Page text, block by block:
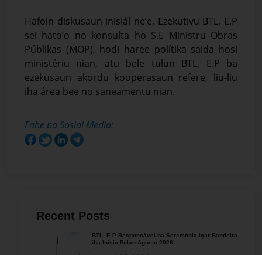
Hafoin diskusaun inisiál ne’e, Ezekutivu BTL, E.P
sei hato’o no konsulta ho S.E Ministru Obras
Públikas (MOP), hodi haree polítika saida hosi
ministériu nian, atu bele tulun BTL, E.P ba
ezekusaun akordu kooperasaun refere, liu-liu
iha área bee no saneamentu nian.
Fahe ba Sosial Media:
Recent Posts
BTL, E.P Responsável ba Seremónia Içar Bandeira
iha Inísiu Fulan Agostu 2026